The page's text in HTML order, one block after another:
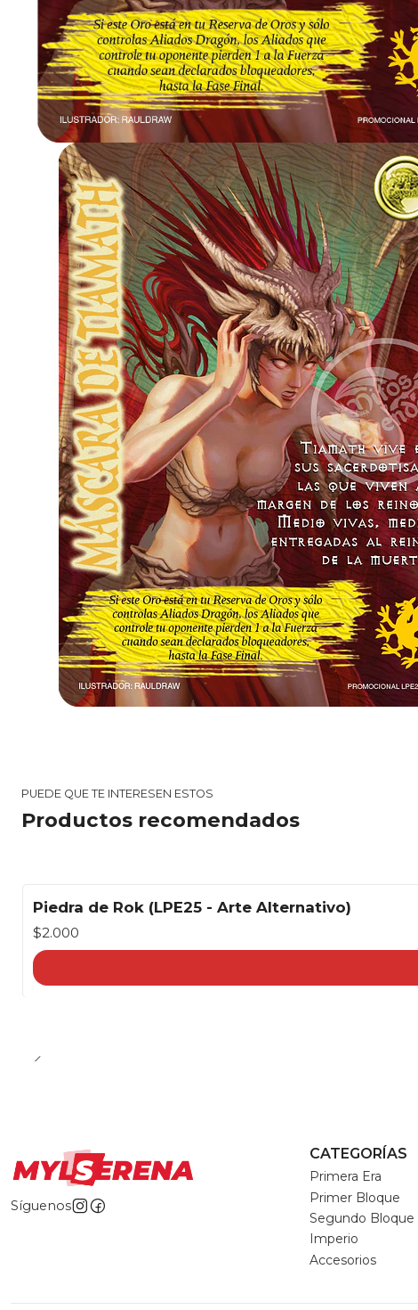
PUEDE QUE TE INTERESEN ESTOS
Productos recomendados
Piedra de Rok (LPE25 - Arte Alternativo)
$2.000
Síguenos
CATEGORÍAS
Primera Era
Primer Bloque
Segundo Bloque
Imperio
Accesorios